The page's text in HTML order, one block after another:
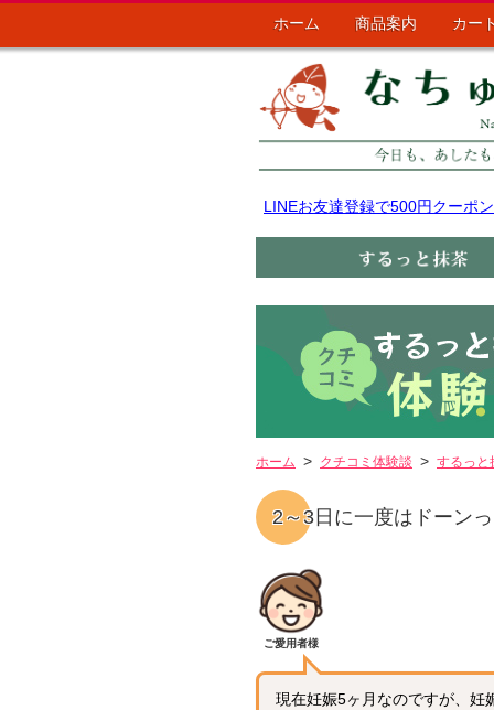
ホーム 商品案内 カー
LINEお友達登録で500円クーポ
ホーム クチコミ体験談 するっと
2～3日に一度はドーン
ご愛用者様
現在妊娠5ヶ月なのですが、妊